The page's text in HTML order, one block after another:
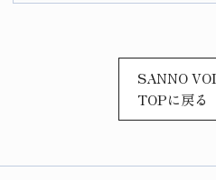
SANNO
TOPに戻る